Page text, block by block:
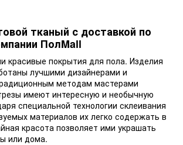
тканый с доставкой по
ПолMall
красивые покрытия для пола. Изделия
лучшими дизайнерами и
методам мастерами
имеют интересную и необычную
специальной технологии склеивания
материалов их легко содержать в
красота позволяет ими украшать
или дома.